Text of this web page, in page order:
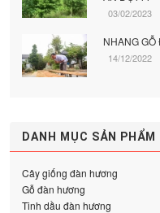
03/02/2023
NHANG
14/12/2022
DANH MỤC SẢN PHẨM
Cây giống đàn hương
Gỗ đàn hương
Tinh dầu đàn hương